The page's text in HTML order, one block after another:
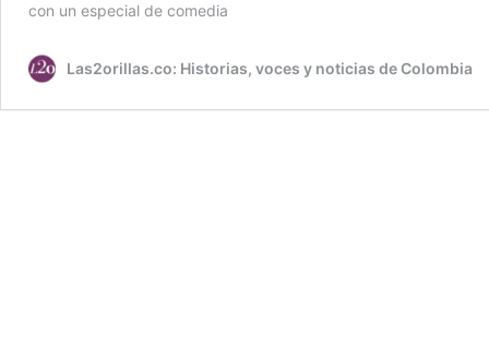
con un especial de comedia
Las2orillas.co: Historias, voces y noticias de Colombia